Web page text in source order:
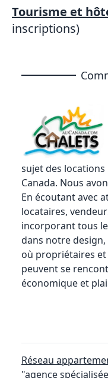
Tourisme et
inscriptions)
sujet des locations
Canada. Nous
En écoutant avec
locataires,
incorporant tous
dans notre
où propriétaires
peuvent se
économique et
Réseau
"agence